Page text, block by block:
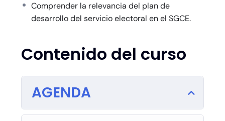
de Calidad Electoral ISO/TS 54001. Con esta
certificación demostrará que usted tiene el
profesionales para diseñar, implementar,
mantener y mejorar un SGCE ISO/TS 54001 en
Comprender la relevancia del plan de
desarrollo del servicio electoral en el SGCE.
Contenido del curso
AGENDA